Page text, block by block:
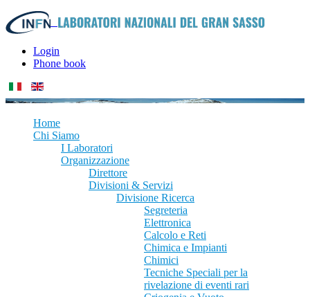
Login
Phone book
Home
Chi Siamo
I Laboratori
Organizzazione
Direttore
Divisioni & Servizi
Divisione Ricerca
Segreteria
Elettronica
Calcolo e Reti
Chimica e Impianti
Chimici
Tecniche Speciali per la
rivelazione di eventi rari